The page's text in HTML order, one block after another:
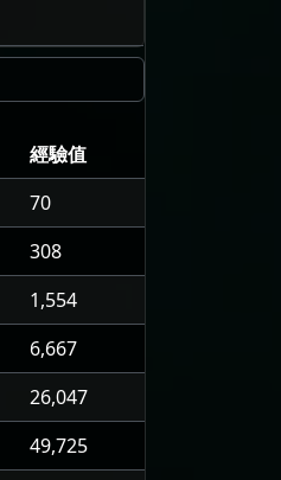
經驗值
70
308
1,554
6,667
26,047
49,725